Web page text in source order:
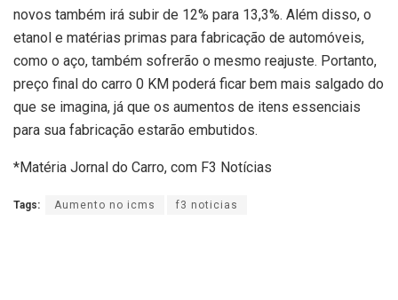
novos também irá subir de 12% para 13,3%. Além disso, o
etanol e matérias primas para fabricação de automóveis,
como o aço, também sofrerão o mesmo reajuste. Portanto,
preço final do carro 0 KM poderá ficar bem mais salgado do
que se imagina, já que os aumentos de itens essenciais
para sua fabricação estarão embutidos.
*Matéria Jornal do Carro, com F3 Notícias
Tags: Aumento no icms f3 noticias